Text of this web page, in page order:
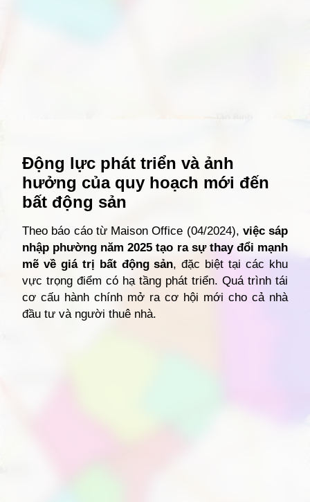
Động lực phát triển và ảnh
hưởng của quy hoạch mới đến
bất động sản
Theo báo cáo từ Maison Office (04/2024), việc sáp
nhập phường năm 2025 tạo ra sự thay đổi mạnh
mẽ về giá trị bất động sản, đặc biệt tại các khu
vực trọng điểm có hạ tầng phát triển. Quá trình tái
cơ cấu hành chính mở ra cơ hội mới cho cả nhà
đầu tư và người thuê nhà.